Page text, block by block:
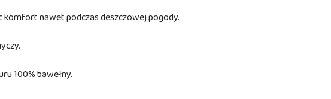
nawet podczas deszczowej pogody.
100% bawełny.